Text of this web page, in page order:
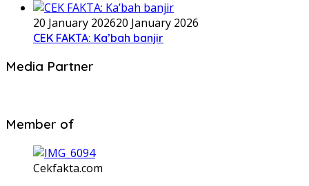
20 January 202620 January 2026
CEK FAKTA: Ka’bah banjir
Media Partner
Member of
Cekfakta.com